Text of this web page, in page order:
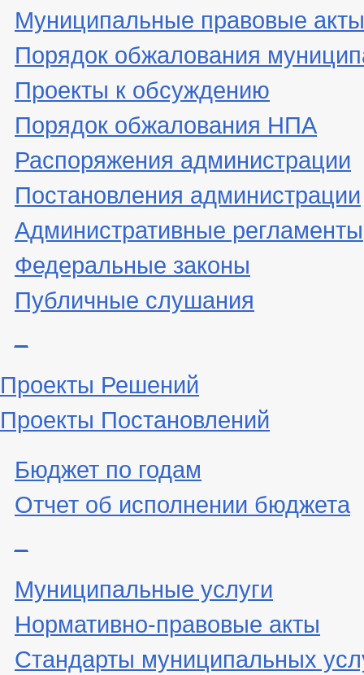
Муниципальные правовые акты
Порядок обжалования
Проекты к обсуждению
Порядок обжалования НПА
Распоряжения администрации
Постановления администрации
Административные регламенты
Федеральные законы
Публичные слушания
Проекты Решений
Проекты Постановлений
Бюджет по годам
Отчет об исполнении бюджета
Муниципальные услуги
Нормативно-правовые акты
Стандарты муниципальных